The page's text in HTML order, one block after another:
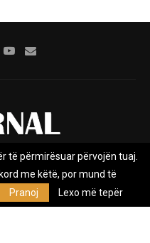
Marketing
pavarur, e themeluar në vitin
të përmirësuar përvojën tuaj.
me këtë, por mund të
Pranoj Lexo më tepër